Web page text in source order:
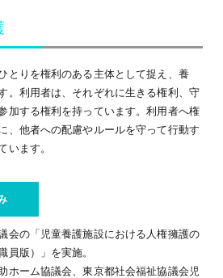
とりを権利のある主体として捉え、養
。利用者は、それぞれに生きる権利、守
加する権利を持っています。利用者へ権
、他者への配慮やルールを守って行動す
います。
会の「児童養護施設における人権擁護の
員版）」を実施。
ホーム協議会、東京都社会福祉協議会児